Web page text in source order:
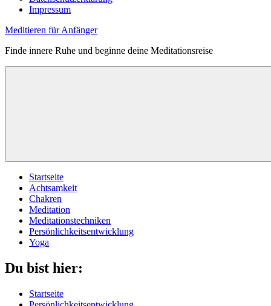
Impressum
Meditieren für Anfänger
Finde innere Ruhe und beginne deine Meditationsreise
Startseite
Achtsamkeit
Chakren
Meditation
Meditationstechniken
Persönlichkeitsentwicklung
Yoga
Du bist hier:
Startseite